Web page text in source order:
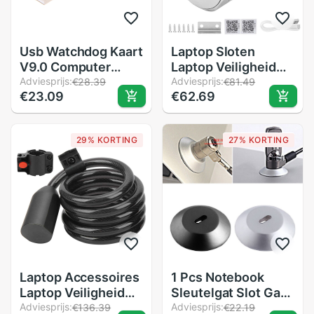
Usb Watchdog Kaart
V9.0 Computer
Blauw Scherm
Stopgezet
Automatische
Geen Shell
Adviesprijs:€28.39
€23.09
Laptop Sloten
Laptop Veiligheid
Intelligente Slot
Vingerafdruk App
Unlock Zinklegering
Voor Home Office
Lade Archiefkast
Adviesprijs:€81.49
€62.69
29% KORTING
Laptop Accessoires
Laptop Veiligheid
Stalen Touw Slot
Adviesprijs:€136.39
27% KORTING
1 Pcs Notebook
Sleutelgat Slot Gat
Compatibel Ronde
Adviesprijs:€22.19